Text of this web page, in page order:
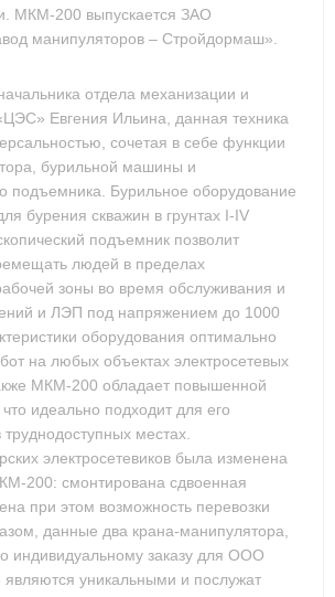
МКМ-200 выпускается ЗАО
манипуляторов – Стройдормаш».
отдела механизации и
Евгения Ильина, данная техника
сочетая в себе функции
бурильной машины и
подъемника. Бурильное оборудование
бурения скважин в грунтах I-IV
подъемник позволит
людей в пределах
зоны во время обслуживания и
и ЛЭП под напряжением до 1000
оборудования оптимально
на любых объектах электросетевых
МКМ-200 обладает повышенной
идеально подходит для его
труднодоступных местах.
электросетевиков была изменена
200: смонтирована сдвоенная
при этом возможность перевозки
данные два крана-манипулятора,
индивидуальному заказу для ООО
уникальными и послужат